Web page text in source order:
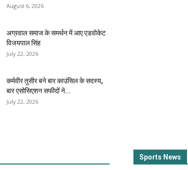
August 6, 2026
अग्रवाल समाज के समर्थन में आए एडवोकेट
विजयपाल सिंह
July 22, 2026
कर्मवीर तुसीर बने बार काउंसिल के सदस्य,
बार एसोसिएशन सफीदों ने...
July 22, 2026
Sports News